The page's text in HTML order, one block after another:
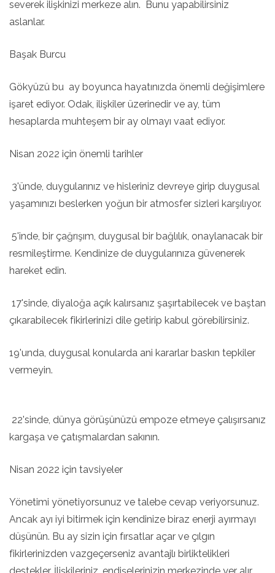
severek ilişkinizi merkeze alın. Bunu yapabilirsiniz
aslanlar.
Başak Burcu
Gökyüzü bu ay boyunca hayatınızda önemli değişimlere
işaret ediyor. Odak, ilişkiler üzerinedir ve ay, tüm
hesaplarda muhteşem bir ay olmayı vaat ediyor.
Nisan 2022 için önemli tarihler
3'ünde, duygularınız ve hisleriniz devreye girip duygusal
yaşamınızı beslerken yoğun bir atmosfer sizleri karşılıyor.
5'inde, bir çağrışım, duygusal bir bağlılık, onaylanacak bir
resmileştirme. Kendinize de duygularınıza güvenerek
hareket edin.
17'sinde, diyaloğa açık kalırsanız şaşırtabilecek ve baştan
çıkarabilecek fikirlerinizi dile getirip kabul görebilirsiniz.
19'unda, duygusal konularda ani kararlar baskın tepkiler
vermeyin.
22'sinde, dünya görüşünüzü empoze etmeye çalışırsanız
kargaşa ve çatışmalardan sakının.
Nisan 2022 için tavsiyeler
Yönetimi yönetiyorsunuz ve talebe cevap veriyorsunuz.
Ancak ayı iyi bitirmek için kendinize biraz enerji ayırmayı
düşünün. Bu ay sizin için fırsatlar açar ve çılgın
fikirlerinizden vazgeçerseniz avantajlı birliktelikleri